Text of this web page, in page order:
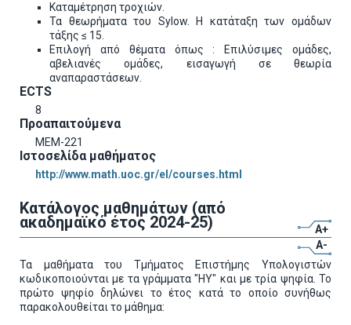
Καταμέτρηση τροχιών.
Τα θεωρήματα του Sylow. Η κατάταξη των ομάδων
τάξης ≤ 15.
Eπιλογή από θέματα όπως : Eπιλύσιμες ομάδες,
αβελιανές ομάδες, εισαγωγή σε θεωρία
αναπαραστάσεων.
ECTS
8
Προαπαιτούμενα
MEM-221
Ιστοσελίδα μαθήματος
http://www.math.uoc.gr/el/courses.html
Κατάλογος μαθημάτων (από
ακαδημαϊκό έτος 2024-25)
A+
A-
Τα μαθήματα του Τμήματος Επιστήμης Υπολογιστών
κωδικοποιούνται με τα γράμματα "ΗΥ" και με τρία ψηφία. Το
πρώτο ψηφίο δηλώνει το έτος κατά το οποίο συνήθως
παρακολουθείται το μάθημα: